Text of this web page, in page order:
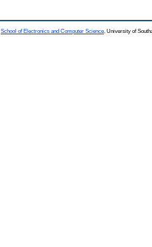
School of Electronics and Computer Science, University of